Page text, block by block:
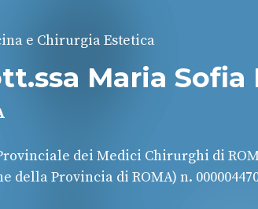
e Chirurgia Estetica
Maria
dei Medici Chirurghi di
della Provincia di ROMA) n.